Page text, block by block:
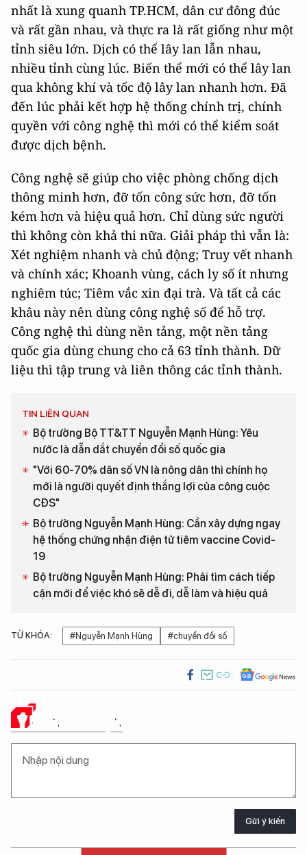
nhất là xung quanh TP.HCM, dân cư đông đúc
và rất gần nhau, và thực ra là rất giống như một
tỉnh siêu lớn. Dịch có thể lây lan lẫn nhau,
nhiều tỉnh cùng lúc. Biến thể mới có thể lây lan
qua không khí và tốc độ lây lan nhanh hơn. Đã
đến lúc phải kết hợp hệ thống chính trị, chính
quyền với công nghệ thì mới có thể kiểm soát
được dịch bệnh.
Công nghệ sẽ giúp cho việc phòng chống dịch
thông minh hơn, đỡ tốn công sức hơn, đỡ tốn
kém hơn và hiệu quả hơn. Chỉ dùng sức người
thì không còn khả thi nữa. Giải pháp thì vẫn là:
Xét nghiệm nhanh và chủ động; Truy vết nhanh
và chính xác; Khoanh vùng, cách ly số ít nhưng
nghiêm túc; Tiêm vắc xin đại trà. Và tất cả các
khâu này nên dùng công nghệ số để hỗ trợ.
Công nghệ thì dùng nền tảng, một nền tảng
quốc gia dùng chung cho cả 63 tỉnh thành. Dữ
liệu thì tập trung và liên thông các tỉnh thành.
TIN LIÊN QUAN
Bộ trưởng Bộ TT&TT Nguyễn Mạnh Hùng: Yêu
nước là dẫn dắt chuyển đổi số quốc gia
"Với 60-70% dân số VN là nông dân thì chính họ
mới là người quyết định thắng lợi của công cuộc
CĐS"
Bộ trưởng Nguyễn Mạnh Hùng: Cần xây dựng ngay
hệ thống chứng nhận điện tử tiêm vaccine Covid-
19
Bộ trưởng Nguyễn Mạnh Hùng: Phải tìm cách tiếp
cận mới để việc khó sẽ dễ đi, dễ làm và hiệu quả
TỪ KHÓA: #Nguyễn Mạnh Hùng #chuyển đổi số
Ý KIẾN CỦA BẠN
Gửi ý kiến